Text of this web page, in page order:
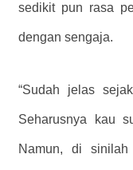
sedikit pun rasa
dengan sengaja.
“Sudah jelas
Seharusnya kau
Namun, di